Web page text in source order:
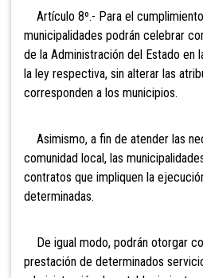
Artículo 8º.- Para el
municipalidades podrán celebrar
de la Administración del Estado en
la ley respectiva, sin alterar las
corresponden a los municipios.
Asimismo, a fin de atender las
comunidad local, las
contratos que impliquen la
determinadas.
De igual modo, podrán otorgar
prestación de determinados